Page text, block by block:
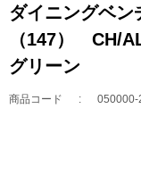
ダイニングベ
（147） CH/
グリーン
商品コード 050000-